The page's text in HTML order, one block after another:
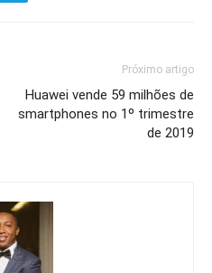
Próximo artigo
Huawei vende 59 milhões de
smartphones no 1º trimestre
de 2019